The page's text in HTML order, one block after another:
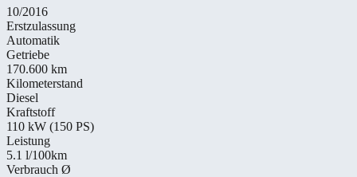
10/2016
Erstzulassung
Automatik
Getriebe
170.600 km
Kilometerstand
Diesel
Kraftstoff
110 kW (150 PS)
Leistung
5.1 l/100km
Verbrauch Ø